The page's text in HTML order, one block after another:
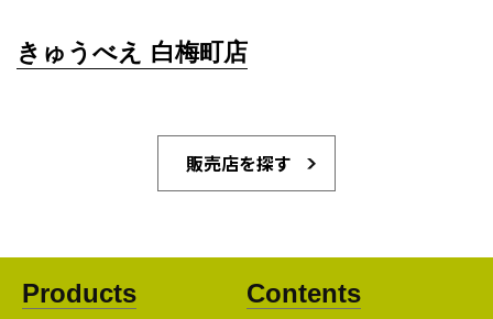
きゅうべえ 白梅町店
販売店を探す
Products Contents